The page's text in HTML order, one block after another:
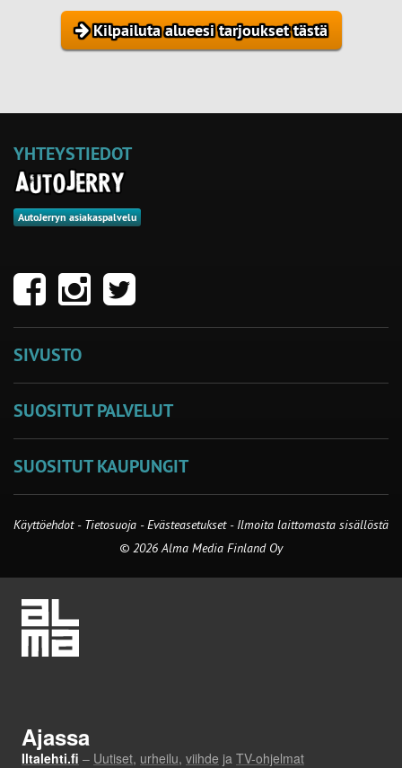
Kilpailuta alueesi tarjoukset tästä
YHTEYSTIEDOT
AutoJerryn asiakaspalvelu
SIVUSTO
SUOSITUT PALVELUT
SUOSITUT KAUPUNGIT
Käyttöehdot - Tietosuoja -Evästeasetukset- Ilmoita laittomasta sisällöstä
© 2026 Alma Media Finland Oy